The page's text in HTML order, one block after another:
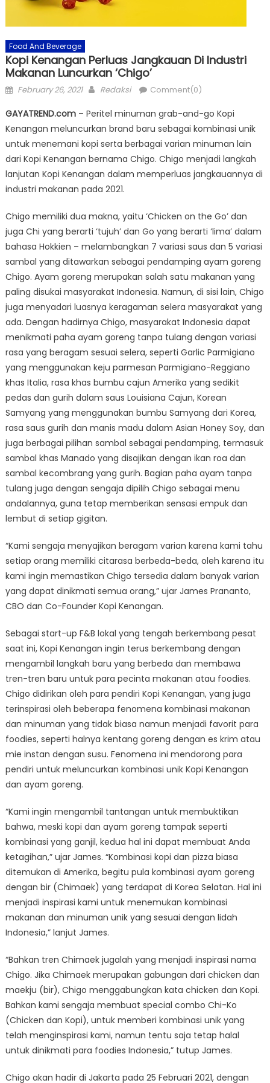
Food And Beverage
Kopi Kenangan Perluas Jangkauan Di Industri
Makanan Luncurkan ‘Chigo’
Posted
February 26, 2021 Author
Redaksi Comment(0)
GAYATREND.com– Peritel minuman grab-and-go Kopi
Kenangan meluncurkan brand baru sebagai kombinasi unik
untuk menemani kopi serta berbagai varian minuman lain
dari Kopi Kenangan bernama Chigo. Chigo menjadi langkah
lanjutan Kopi Kenangan dalam memperluas jangkauannya di
industri makanan pada 2021.
Chigo memiliki dua makna, yaitu ‘Chicken on the Go’ dan
juga Chi yang berarti ‘tujuh’ dan Go yang berarti ‘lima’ dalam
bahasa Hokkien – melambangkan 7 variasi saus dan 5 variasi
sambal yang ditawarkan sebagai pendamping ayam goreng
Chigo. Ayam goreng merupakan salah satu makanan yang
paling disukai masyarakat Indonesia. Namun, di sisi lain, Chigo
juga menyadari luasnya keragaman selera masyarakat yang
ada. Dengan hadirnya Chigo, masyarakat Indonesia dapat
menikmati paha ayam goreng tanpa tulang dengan variasi
rasa yang beragam sesuai selera, seperti Garlic Parmigiano
yang menggunakan keju parmesan Parmigiano-Reggiano
khas Italia, rasa khas bumbu cajun Amerika yang sedikit
pedas dan gurih dalam saus Louisiana Cajun, Korean
Samyang yang menggunakan bumbu Samyang dari Korea,
rasa saus gurih dan manis madu dalam Asian Honey Soy, dan
juga berbagai pilihan sambal sebagai pendamping, termasuk
sambal khas Manado yang disajikan dengan ikan roa dan
sambal kecombrang yang gurih. Bagian paha ayam tanpa
tulang juga dengan sengaja dipilih Chigo sebagai menu
andalannya, guna tetap memberikan sensasi empuk dan
lembut di setiap gigitan.
“Kami sengaja menyajikan beragam varian karena kami tahu
setiap orang memiliki citarasa berbeda-beda, oleh karena itu
kami ingin memastikan Chigo tersedia dalam banyak varian
yang dapat dinikmati semua orang,” ujar James Prananto,
CBO dan Co-Founder Kopi Kenangan.
Sebagai start-up F&B lokal yang tengah berkembang pesat
saat ini, Kopi Kenangan ingin terus berkembang dengan
mengambil langkah baru yang berbeda dan membawa
tren-tren baru untuk para pecinta makanan atau foodies.
Chigo didirikan oleh para pendiri Kopi Kenangan, yang juga
terinspirasi oleh beberapa fenomena kombinasi makanan
dan minuman yang tidak biasa namun menjadi favorit para
foodies, seperti halnya kentang goreng dengan es krim atau
mie instan dengan susu. Fenomena ini mendorong para
pendiri untuk meluncurkan kombinasi unik Kopi Kenangan
dan ayam goreng.
“Kami ingin mengambil tantangan untuk membuktikan
bahwa, meski kopi dan ayam goreng tampak seperti
kombinasi yang ganjil, kedua hal ini dapat membuat Anda
ketagihan,” ujar James. “Kombinasi kopi dan pizza biasa
ditemukan di Amerika, begitu pula kombinasi ayam goreng
dengan bir (Chimaek) yang terdapat di Korea Selatan. Hal ini
menjadi inspirasi kami untuk menemukan kombinasi
makanan dan minuman unik yang sesuai dengan lidah
Indonesia,” lanjut James.
“Bahkan tren Chimaek jugalah yang menjadi inspirasi nama
Chigo. Jika Chimaek merupakan gabungan dari chicken dan
maekju (bir), Chigo menggabungkan kata chicken dan Kopi.
Bahkan kami sengaja membuat special combo Chi-Ko
(Chicken dan Kopi), untuk memberi kombinasi unik yang
telah menginspirasi kami, namun tentu saja tetap halal
untuk dinikmati para foodies Indonesia,” tutup James.
Chigo akan hadir di Jakarta pada 25 Februari 2021, dengan